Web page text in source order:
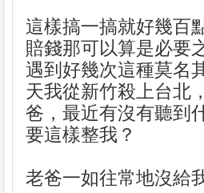
這樣搞一搞就好幾百
賠錢那可以算是必要
遇到好幾次這種莫名
天我從新竹殺上台北
爸，最近有沒有聽到
要這樣整我？
老爸一如往常地沒給